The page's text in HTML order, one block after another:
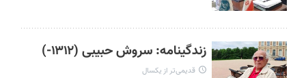
زندگینامه: سروش حبیبی (۱۳۱۲-)
قدیمی‌تر از یکسال